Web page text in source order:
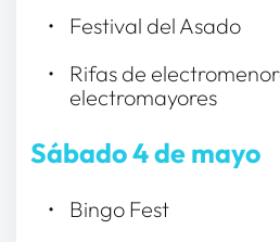
Festival del Asado
Rifas de
electromayores
Sábado 4 de mayo
Bingo Fest